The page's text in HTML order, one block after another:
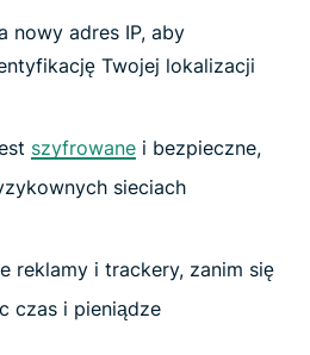
nowy adres IP, aby
Twojej lokalizacji
szyfrowane i bezpieczne,
sieciach
reklamy i trackery, zanim się
czas i pieniądze